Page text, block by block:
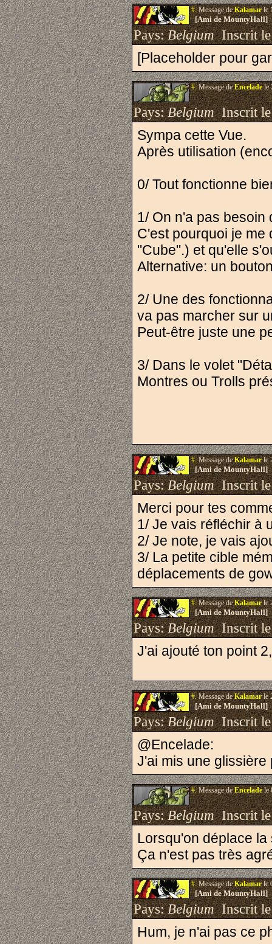
#.Message deKalamarle
[Ami de MountyHall]
Pays:BelgiumInscrit
[Placeholder pour
#.Message deEnceladele
Pays:BelgiumInscrit
Sympa cette Vue.
Après utilisation
0/ Tout fonctionne
1/ On n'a pas besoin
C'est pourquoi je me
"Cube".) et qu'elle
Alternative: un
2/ Une des
va pas marcher sur
Peut-être juste une
3/ Dans le volet
Montres ou Trolls
#.Message deKalamarle
[Ami de MountyHall]
Pays:BelgiumInscrit
Merci pour tes
1/ Je vais réfléchir à
2/ Je note, je vais
3/ La petite cible
déplacements de
#.Message deKalamarle
[Ami de MountyHall]
Pays:BelgiumInscrit
J'ai ajouté ton point
#.Message deKalamarle
[Ami de MountyHall]
Pays:BelgiumInscrit
@Encelade:
J'ai mis une
#.Message deEnceladele
Pays:BelgiumInscrit
Lorsqu'on déplace
Ça n'est pas très
#.Message deKalamarle
[Ami de MountyHall]
Pays:BelgiumInscrit
Hum, je n'ai pas ce